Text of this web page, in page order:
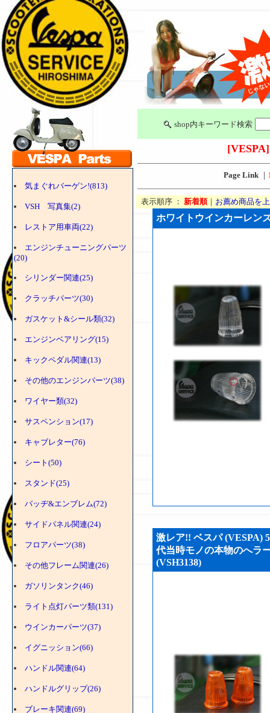
気まぐれバーゲン!(813)
VSH 写真集(2)
レストア用車両(22)
エンジンチューニングパーツ
(20)
シリンダー関連(25)
クラッチパーツ(30)
ガスケット&シール類(32)
エンジンベアリング(15)
キックペダル関連(13)
その他のエンジンパーツ(38)
ワイヤー類(32)
サスペンション(17)
キャブレター(76)
シート(50)
スタンド(25)
バッヂ&エンブレム(72)
サイドパネル関連(24)
フロアパーツ(38)
その他フレーム関連(26)
ガソリンタンク(46)
ライト点灯パーツ類(131)
ウインカーパーツ(37)
イグニッション(66)
ハンドル関連(64)
ハンドルグリップ(26)
ブレーキ関連(69)
shop内キーワード検索
[VESPA]
Page Link｜
表示順序 ： 新着順｜ お薦め商品を
ホワイトウインカーレン
激レア!! ベスパ (VESPA)
代当時モノの本物のへラ
(VSH3138)